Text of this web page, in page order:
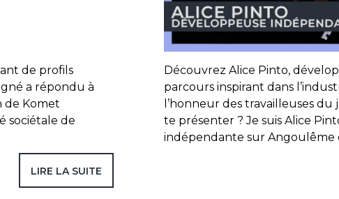
de profils
a répondu à
de Komet
sociétale de
LIRE LA SUITE
Découvrez Alice Pinto,
parcours inspirant dans
l’honneur des travailleuses
te présenter ? Je suis Alice
indépendante sur Angoulême